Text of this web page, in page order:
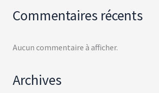
Commentaires récents
Aucun commentaire à afficher.
Archives